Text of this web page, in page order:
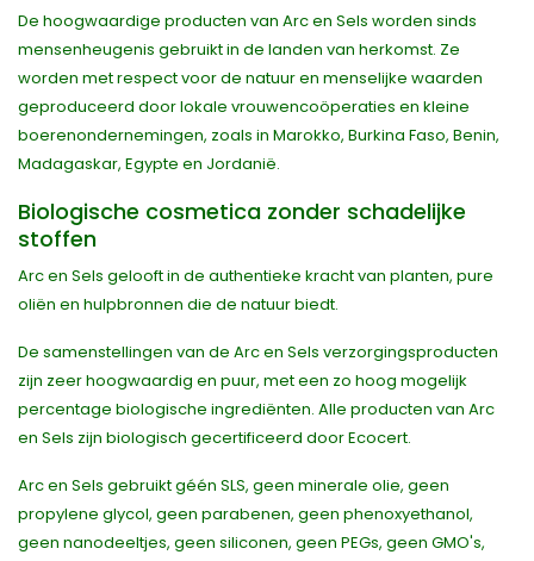
De hoogwaardige producten van Arc en Sels worden sinds
mensenheugenis gebruikt in de landen van herkomst. Ze
worden met respect voor de natuur en menselijke waarden
geproduceerd door lokale vrouwencoöperaties en kleine
boerenondernemingen, zoals in Marokko, Burkina Faso, Benin,
Madagaskar, Egypte en Jordanië.
Biologische cosmetica zonder schadelijke
stoffen
Arc en Sels gelooft in de authentieke kracht van planten, pure
oliën en hulpbronnen die de natuur biedt.
De samenstellingen van de Arc en Sels verzorgingsproducten
zijn zeer hoogwaardig en puur, met een zo hoog mogelijk
percentage biologische ingrediënten. Alle producten van Arc
en Sels zijn biologisch gecertificeerd door Ecocert.
Arc en Sels gebruikt géén SLS, geen minerale olie, geen
propylene glycol, geen parabenen, geen phenoxyethanol,
geen nanodeeltjes, geen siliconen, geen PEGs, geen GMO's,